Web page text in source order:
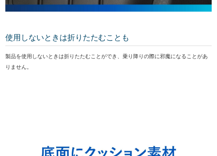
使用しないときは折りたたむことも
製品を使用しないときは折りたたむことができ、乗り降りの際に邪魔になることがあ
りません。